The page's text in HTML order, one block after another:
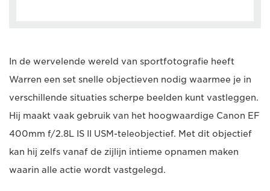
In de wervelende wereld van sportfotografie heeft
Warren een set snelle objectieven nodig waarmee je in
verschillende situaties scherpe beelden kunt vastleggen.
Hij maakt vaak gebruik van het hoogwaardige Canon EF
400mm f/2.8L IS II USM-teleobjectief. Met dit objectief
kan hij zelfs vanaf de zijlijn intieme opnamen maken
waarin alle actie wordt vastgelegd.